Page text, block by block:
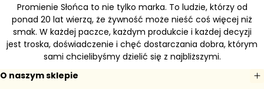
Promienie Słońca to nie tylko marka. To ludzie, którzy od
ponad 20 lat wierzą, że żywność może nieść coś więcej niż
smak. W każdej paczce, każdym produkcie i każdej decyzji
jest troska, doświadczenie i chęć dostarczania dobra, którym
sami chcielibyśmy dzielić się z najbliższymi.
O naszym sklepie